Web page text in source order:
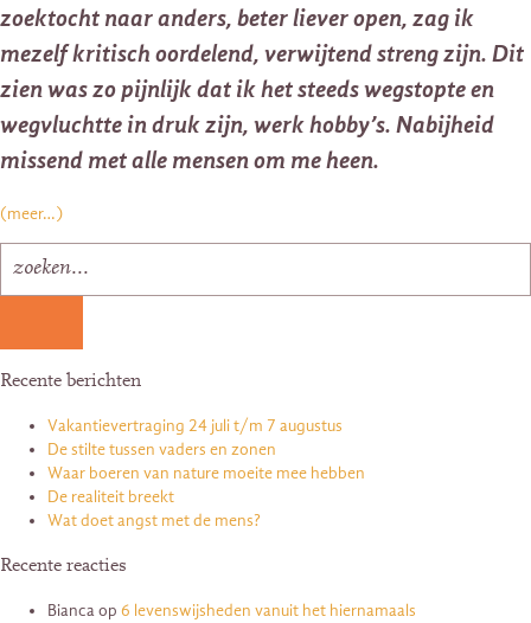
zoektocht naar anders, beter liever open, zag ik
mezelf kritisch oordelend, verwijtend streng zijn. Dit
zien was zo pijnlijk dat ik het steeds wegstopte en
wegvluchtte in druk zijn, werk hobby’s. Nabijheid
missend met alle mensen om me heen.
(meer…)
Recente berichten
Vakantievertraging 24 juli t/m 7 augustus
De stilte tussen vaders en zonen
Waar boeren van nature moeite mee hebben
De realiteit breekt
Wat doet angst met de mens?
Recente reacties
Biancaop 6 levenswijsheden vanuit het hiernamaals